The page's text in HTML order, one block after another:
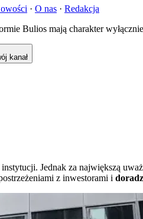
· O nas · Redakcja
Bulios mają charakter
kanał
Jednak za największą
z inwestorami i